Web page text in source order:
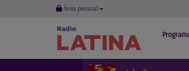
Área pessoal